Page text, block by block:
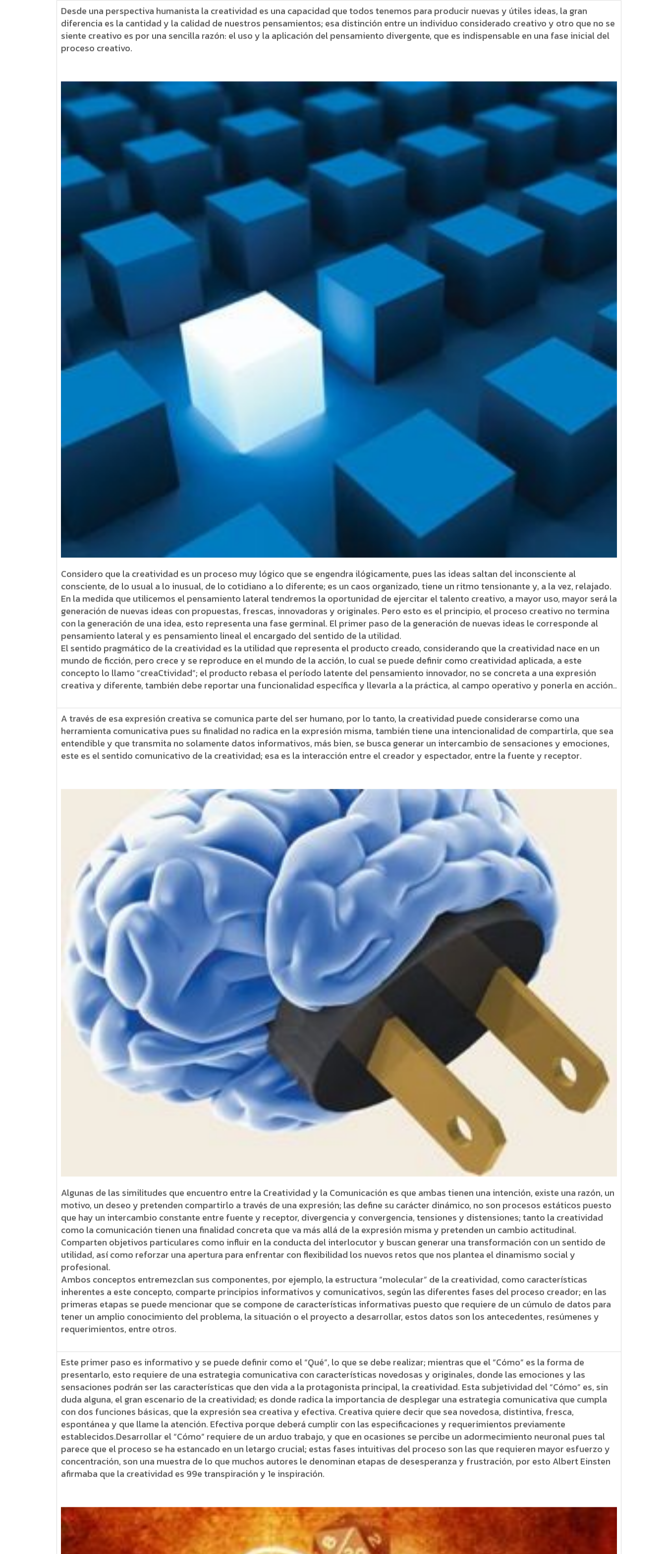
Desde una perspectiva humanista la creatividad es una capacidad que todos tenemos para producir nuevas y útiles ideas, la gran
diferencia es la cantidad y la calidad de nuestros pensamientos; esa distinción entre un individuo considerado creativo y otro que no se
siente creativo es por una sencilla razón: el uso y la aplicación del pensamiento divergente, que es indispensable en una fase inicial del
proceso creativo.
Considero que la creatividad es un proceso muy lógico que se engendra ilógicamente, pues las ideas saltan del inconsciente al
consciente, de lo usual a lo inusual, de lo cotidiano a lo diferente; es un caos organizado, tiene un ritmo tensionante y, a la vez, relajado.
En la medida que utilicemos el pensamiento lateral tendremos la oportunidad de ejercitar el talento creativo, a mayor uso, mayor será la
generación de nuevas ideas con propuestas, frescas, innovadoras y originales. Pero esto es el principio, el proceso creativo no termina
con la generación de una idea, esto representa una fase germinal. El primer paso de la generación de nuevas ideas le corresponde al
pensamiento lateral y es pensamiento lineal el encargado del sentido de la utilidad.
El sentido pragmático de la creatividad es la utilidad que representa el producto creado, considerando que la creatividad nace en un
mundo de ficción, pero crece y se reproduce en el mundo de la acción, lo cual se puede definir como creatividad aplicada, a este
concepto lo llamo “creaCtividad”; el producto rebasa el período latente del pensamiento innovador, no se concreta a una expresión
creativa y diferente, también debe reportar una funcionalidad específica y llevarla a la práctica, al campo operativo y ponerla en acción..
A través de esa expresión creativa se comunica parte del ser humano, por lo tanto, la creatividad puede considerarse como una
herramienta comunicativa pues su finalidad no radica en la expresión misma, también tiene una intencionalidad de compartirla, que sea
entendible y que transmita no solamente datos informativos, más bien, se busca generar un intercambio de sensaciones y emociones,
este es el sentido comunicativo de la creatividad; esa es la interacción entre el creador y espectador, entre la fuente y receptor.
Algunas de las similitudes que encuentro entre la Creatividad y la Comunicación es que ambas tienen una intención, existe una razón, un
motivo, un deseo y pretenden compartirlo a través de una expresión; las define su carácter dinámico, no son procesos estáticos puesto
que hay un intercambio constante entre fuente y receptor, divergencia y convergencia, tensiones y distensiones; tanto la creatividad
como la comunicación tienen una finalidad concreta que va más allá de la expresión misma y pretenden un cambio actitudinal.
Comparten objetivos particulares como influir en la conducta del interlocutor y buscan generar una transformación con un sentido de
utilidad, así como reforzar una apertura para enfrentar con flexibilidad los nuevos retos que nos plantea el dinamismo social y
profesional.
Ambos conceptos entremezclan sus componentes, por ejemplo, la estructura “molecular” de la creatividad, como características
inherentes a este concepto, comparte principios informativos y comunicativos, según las diferentes fases del proceso creador; en las
primeras etapas se puede mencionar que se compone de características informativas puesto que requiere de un cúmulo de datos para
tener un amplio conocimiento del problema, la situación o el proyecto a desarrollar, estos datos son los antecedentes, resúmenes y
requerimientos, entre otros.
Este primer paso es informativo y se puede definir como el “Qué”, lo que se debe realizar; mientras que el “Cómo” es la forma de
presentarlo, esto requiere de una estrategia comunicativa con características novedosas y originales, donde las emociones y las
sensaciones podrán ser las características que den vida a la protagonista principal, la creatividad. Esta subjetividad del “Cómo” es, sin
duda alguna, el gran escenario de la creatividad; es donde radica la importancia de desplegar una estrategia comunicativa que cumpla
con dos funciones básicas, que la expresión sea creativa y efectiva. Creativa quiere decir que sea novedosa, distintiva, fresca,
espontánea y que llame la atención. Efectiva porque deberá cumplir con las especificaciones y requerimientos previamente
establecidos.Desarrollar el “Cómo” requiere de un arduo trabajo, y que en ocasiones se percibe un adormecimiento neuronal pues tal
parece que el proceso se ha estancado en un letargo crucial; estas fases intuitivas del proceso son las que requieren mayor esfuerzo y
concentración, son una muestra de lo que muchos autores le denominan etapas de desesperanza y frustración, por esto Albert Einsten
afirmaba que la creatividad es 99e transpiración y 1e inspiración.